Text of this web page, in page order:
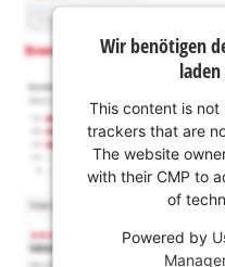
Wir benötigen
This content is
trackers that are
The website
with their CMP to
of
Powered by